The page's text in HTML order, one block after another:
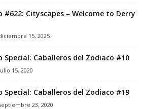
#622: Cityscapes – Welcome to Derry
15, 2025
Special: Caballeros del Zodiaco #10
15, 2020
Special: Caballeros del Zodiaco #19
23, 2020